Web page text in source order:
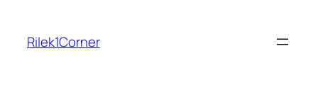
content
Rilek1Corner